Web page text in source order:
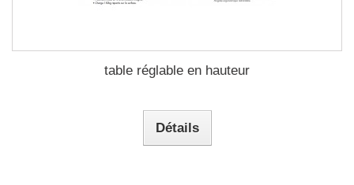
table réglable en hauteur
Détails